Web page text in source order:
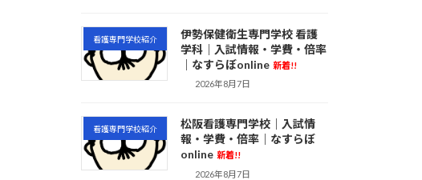
看護専門学校紹介
伊勢保健衛生専門学校 看護
学科｜入試情報・学費・倍率
｜なすらぼonline 新着!!
2026年8月7日
看護専門学校紹介
松阪看護専門学校｜入試情
報・学費・倍率｜なすらぼ
online 新着!!
2026年8月7日